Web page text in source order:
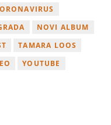
NOVI ALBUM
TAMARA LOOS
YOUTUBE